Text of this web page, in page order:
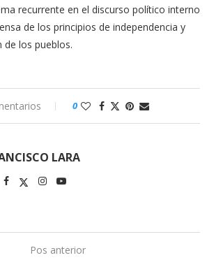
recurrente en el discurso político interno
de los principios de independencia y
de los pueblos.
0
LARA
Pos anterior